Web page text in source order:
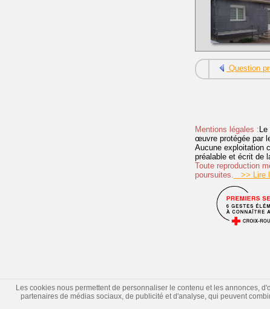
Question
Mentions légales :
œuvre protégée par
Aucune exploitation
préalable et écrit de
Toute reproduction
poursuites. >> Lire
Les cookies nous permettent de personnaliser le contenu et les annonces,
partenaires de médias sociaux, de publicité et d'analyse, qui peuvent